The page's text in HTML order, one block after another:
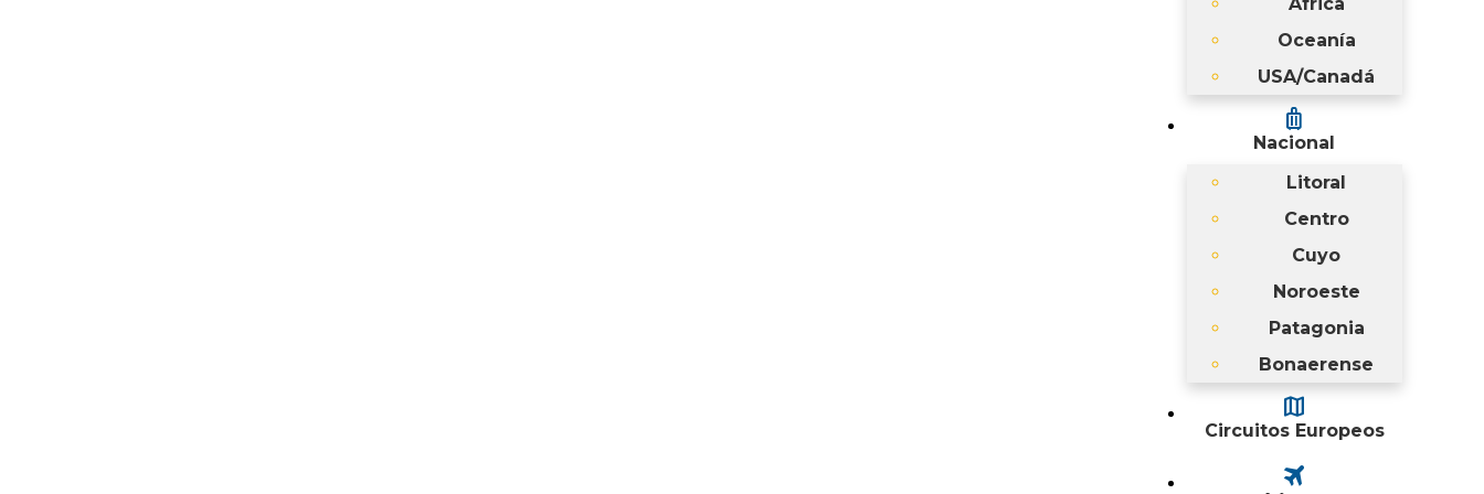
África
Oceanía
USA/Canadá
luggage
Nacional
Litoral
Centro
Cuyo
Noroeste
Patagonia
Bonaerense
map
Circuitos Europeos
travel